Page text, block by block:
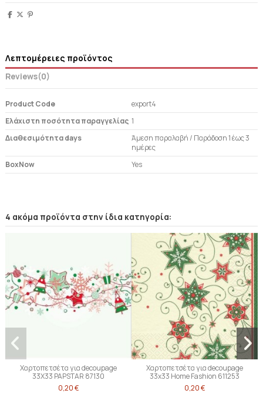
Λεπτομέρειες προϊόντος
Reviews(0)
Product Code
export4
Ελάχιστη ποσότητα παραγγελίας 1
Διαθεσιμότητα days
Άμεση παραλαβή / Παράδoση 1 έως 3
ημέρες
BoxNow
Yes
4 ακόμα προϊόντα στην ίδια κατηγορία:
Χαρτοπετσέτα για decoupage
33Χ33 PAPSTAR 87130
0,20 €
Χαρτοπετσέτα για decoupage
33x33 Home Fashion 611253
0,20 €